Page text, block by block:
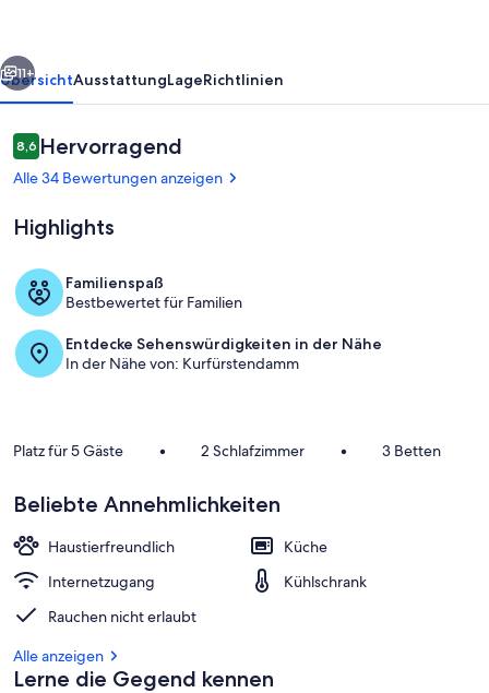
Weiter
11+
ÜbersichtAusstattungLageRichtlinien
Bewertungen
8,68,6 von 10.
Hervorragend
Alle 34 Bewertungen anzeigen
Highlights
Familienspaß
Bestbewertet für Familien
Entdecke Sehenswürdigkeiten in der Nähe
In der Nähe von: Kurfürstendamm
Platz für 5 Gäste • 2 Schlafzimmer • 3 Betten
Beliebte Annehmlichkeiten
Haustierfreundlich
Küche
Internetzugang
Kühlschrank
Rauchen nicht erlaubt
Alle anzeigen
Lerne die Gegend kennen